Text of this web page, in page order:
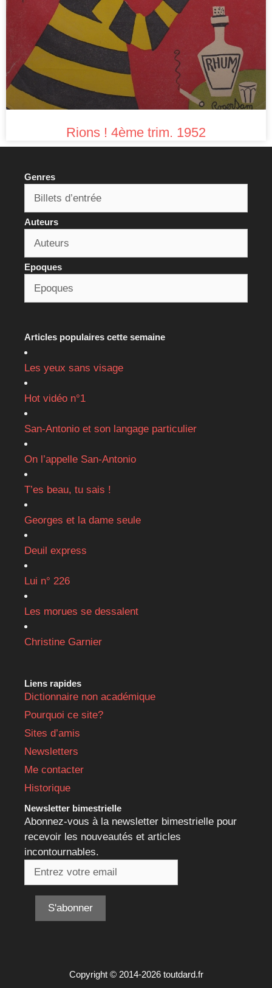
Rions ! 4ème trim. 1952
Genres
Auteurs
Epoques
Articles populaires cette semaine
Les yeux sans visage
Hot vidéo n°1
San-Antonio et son langage particulier
On l’appelle San-Antonio
T’es beau, tu sais !
Georges et la dame seule
Deuil express
Lui n° 226
Les morues se dessalent
Christine Garnier
Liens rapides
Dictionnaire non académique
Pourquoi ce site?
Sites d’amis
Newsletters
Me contacter
Historique
Newsletter bimestrielle
Abonnez-vous à la newsletter bimestrielle pour
recevoir les nouveautés et articles
incontournables.
Copyright © 2014-2026 toutdard.fr